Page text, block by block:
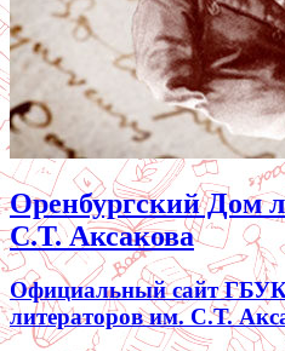
Оренбургский Дом
С.Т. Аксакова
Официальный сайт
литераторов им. С.Т.